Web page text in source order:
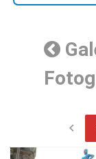
chevron_left